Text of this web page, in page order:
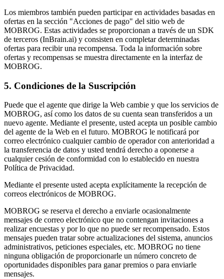
Los miembros también pueden participar en actividades basadas en
ofertas en la sección "Acciones de pago" del sitio web de
MOBROG. Estas actividades se proporcionan a través de un SDK
de terceros (InBrain.ai) y consisten en completar determinadas
ofertas para recibir una recompensa. Toda la información sobre
ofertas y recompensas se muestra directamente en la interfaz de
MOBROG.
5. Condiciones de la Suscripción
Puede que el agente que dirige la Web cambie y que los servicios de
MOBROG, así como los datos de su cuenta sean transferidos a un
nuevo agente. Mediante el presente, usted acepta un posible cambio
del agente de la Web en el futuro. MOBROG le notificará por
correo electrónico cualquier cambio de operador con anterioridad a
la transferencia de datos y usted tendrá derecho a oponerse a
cualquier cesión de conformidad con lo establecido en nuestra
Política de Privacidad.
Mediante el presente usted acepta explícitamente la recepción de
correos electrónicos de MOBROG.
MOBROG se reserva el derecho a enviarle ocasionalmente
mensajes de correo electrónico que no contengan invitaciones a
realizar encuestas y por lo que no puede ser recompensado. Estos
mensajes pueden tratar sobre actualizaciones del sistema, anuncios
administrativos, peticiones especiales, etc. MOBROG no tiene
ninguna obligación de proporcionarle un número concreto de
oportunidades disponibles para ganar premios o para enviarle
mensajes.